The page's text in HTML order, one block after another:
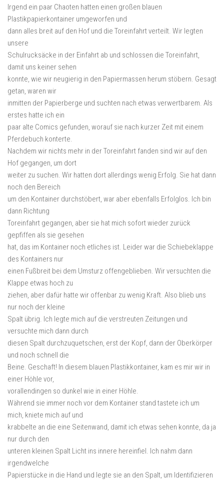
Irgend ein paar Chaoten hatten einen großen blauen
Plastikpapierkontainer umgeworfen und
dann alles breit auf den Hof und die Toreinfahrt verteilt. Wir legten
unsere
Schulrucksäcke in der Einfahrt ab und schlossen die Toreinfahrt,
damit uns keiner sehen
konnte, wie wir neugierig in den Papiermassen herum stöbern. Gesagt
getan, waren wir
inmitten der Papierberge und suchten nach etwas verwertbarem. Als
erstes hatte ich ein
paar alte Comics gefunden, worauf sie nach kurzer Zeit mit einem
Pferdebuch konterte.
Nachdem wir nichts mehr in der Toreinfahrt fanden sind wir auf den
Hof gegangen, um dort
weiter zu suchen. Wir hatten dort allerdings wenig Erfolg. Sie hat dann
noch den Bereich
um den Kontainer durchstöbert, war aber ebenfalls Erfolglos. Ich bin
dann Richtung
Toreinfahrt gegangen, aber sie hat mich sofort wieder zurück
gepfiffen als sie gesehen
hat, das im Kontainer noch etliches ist. Leider war die Schiebeklappe
des Kontainers nur
einen Fußbreit bei dem Umsturz offengeblieben. Wir versuchten die
Klappe etwas hoch zu
ziehen, aber dafür hatte wir offenbar zu wenig Kraft. Also blieb uns
nur noch der kleine
Spalt übrig. Ich legte mich auf die verstreuten Zeitungen und
versuchte mich dann durch
diesen Spalt durchzuquetschen, erst der Kopf, dann der Oberkörper
und noch schnell die
Beine. Geschaft! In diesem blauen Plastikkontainer, kam es mir wir in
einer Höhle vor,
vorallendingen so dunkel wie in einer Höhle.
Während sie immer noch vor dem Kontainer stand tastete ich um
mich, kniete mich auf und
krabbelte an die eine Seitenwand, damit ich etwas sehen konnte, da ja
nur durch den
unteren kleinen Spalt Licht ins innere hereinfiel. Ich nahm dann
irgendwelche
Papierstücke in die Hand und legte sie an den Spalt, um Identifizieren